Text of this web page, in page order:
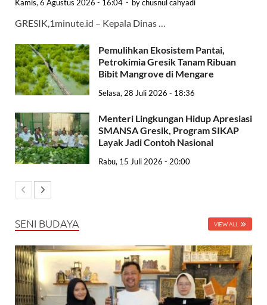
Kamis, 6 Agustus 2026 - 16:04 - bychusnul cahyadi
GRESIK,1minute.id – Kepala Dinas …
Pemulihkan Ekosistem Pantai,
Petrokimia Gresik Tanam Ribuan
Bibit Mangrove di Mengare
Selasa, 28 Juli 2026 - 18:36
Menteri Lingkungan Hidup Apresiasi
SMANSA Gresik, Program SIKAP
Layak Jadi Contoh Nasional
Rabu, 15 Juli 2026 - 20:00
SENI BUDAYA VIEW ALL